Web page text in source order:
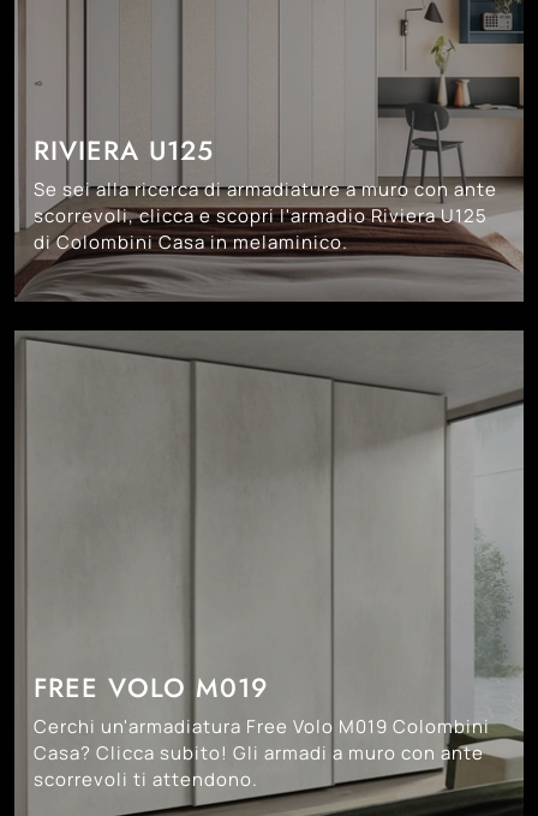
RIVIERA U125
Se sei alla ricerca di armadiature a muro con ante
scorrevoli, clicca e scopri l'armadio Riviera U125
di Colombini Casa in melaminico.
FREE VOLO M019
Cerchi un'armadiatura Free Volo M019 Colombini
Casa? Clicca subito! Gli armadi a muro con ante
scorrevoli ti attendono.